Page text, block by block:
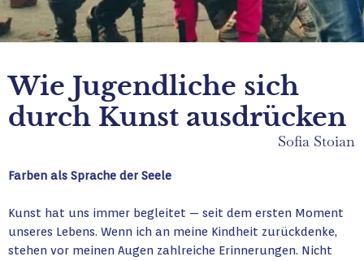
Wie Jugendliche sich
durch Kunst ausdrücken
Sofia Stoian
Farben als Sprache der Seele
Kunst hat uns immer begleitet — seit dem ersten Moment
unseres Lebens. Wenn ich an meine Kindheit zurückdenke,
stehen vor meinen Augen zahlreiche Erinnerungen. Nicht